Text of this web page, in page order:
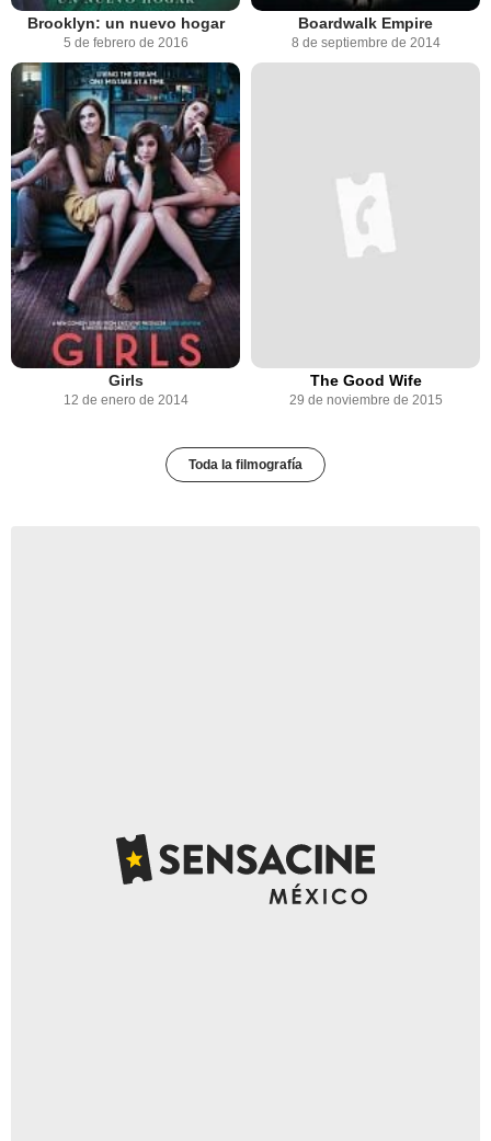
Brooklyn: un nuevo hogar
5 de febrero de 2016
Boardwalk Empire
8 de septiembre de 2014
Girls
12 de enero de 2014
The Good Wife
29 de noviembre de 2015
Toda la filmografía